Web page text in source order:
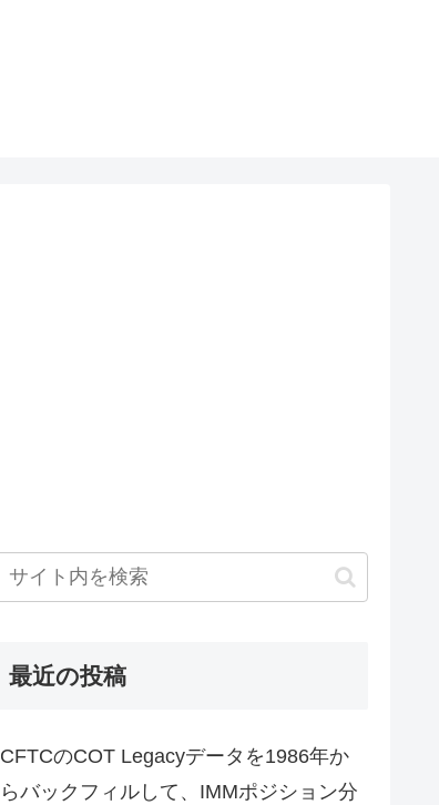
最近の投稿
CFTCのCOT Legacyデータを1986年か
らバックフィルして、IMMポジション分